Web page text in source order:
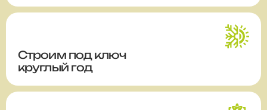
Строим под ключ
круглый год